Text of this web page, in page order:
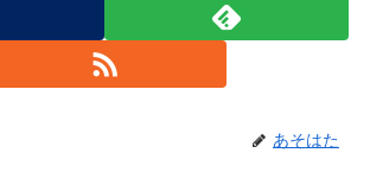
あそはた